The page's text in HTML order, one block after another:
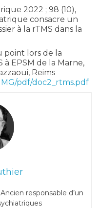
2022 ; 98 (10),
consacre un
à la rTMS dans la
point lors de la
EPSM de la Marne,
Reims
pdf/doc2_rtms.pdf
responsable d’un